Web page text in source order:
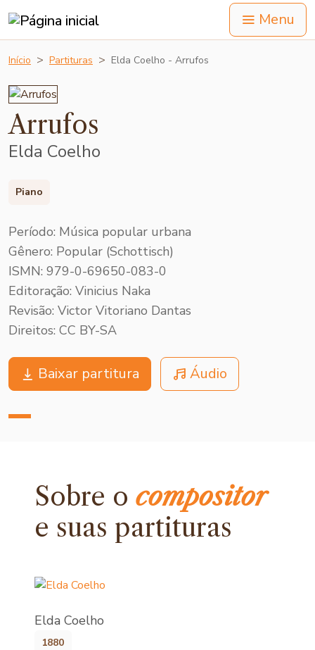
Menu
Início Partituras Elda Coelho - Arrufos
Arrufos
Elda Coelho
Piano
Período: Música popular urbana
Gênero: Popular (Schottisch)
ISMN: 979-0-69650-083-0
Editoração: Vinicius Naka
Revisão: Victor Vitoriano Dantas
Direitos: CC BY-SA
Baixar partitura Áudio
Sobre ocompositor
e suas partituras
Elda Coelho
1880